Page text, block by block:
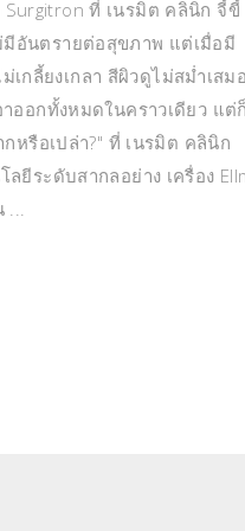
ที่ เนรมิต คลินิก จี้ขี้
อันตรายต่อสุขภาพ แต่เมื่อมี
กลี้ยงเกลา สีผิวดูไม่สม่ำเสม
ออกทั้งหมดในคราวเดียว แต่
หรือเปล่า?" ที่ เนรมิต คลินิก
ยีระดับสากลอย่าง เครื่อง